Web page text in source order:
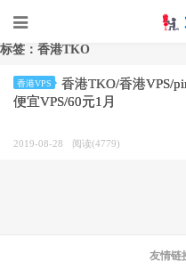
标签：香港TKO
香港VPS
香港TKO/香港VPS/
便宜VPS/60元1月
2019-08-28 阅读(4779)
友情链